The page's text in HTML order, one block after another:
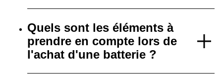
Quels sont les éléments à
prendre en compte lors de
l'achat d'une batterie ?